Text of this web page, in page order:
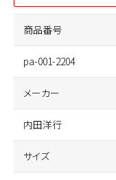
商品番号
pa-001-2204
メーカー
内田洋行
サイズ